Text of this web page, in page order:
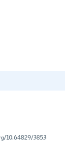
10.64829/3853